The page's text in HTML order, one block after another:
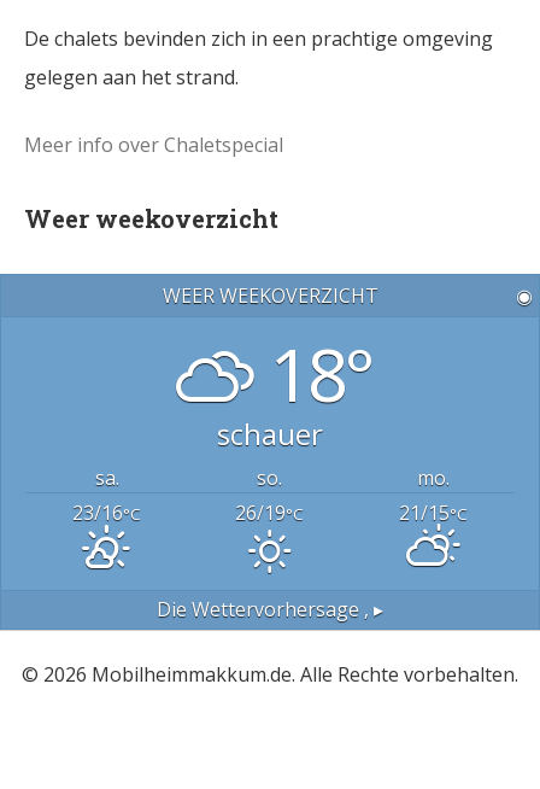
De chalets bevinden zich in een prachtige omgeving
gelegen aan het strand.
Meer info over Chaletspecial
Weer weekoverzicht
WEER WEEKOVERZICHT ◉
18°
schauer
sa. so.
mo.
23/16°C 26/19°C 21/15°C
Die Wettervorhersage , ▸
© 2026 Mobilheimmakkum.de. Alle Rechte vorbehalten.